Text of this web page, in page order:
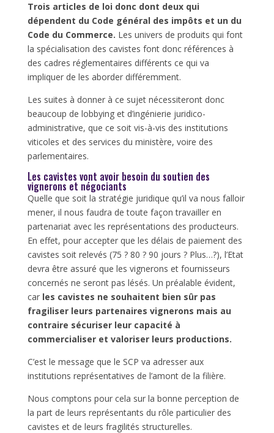
Trois articles de loi donc dont deux qui
dépendent du Code général des impôts et un du
Code du Commerce. Les univers de produits qui font
la spécialisation des cavistes font donc références à
des cadres réglementaires différents ce qui va
impliquer de les aborder différemment.
Les suites à donner à ce sujet nécessiteront donc
beaucoup de lobbying et d’ingénierie juridico-
administrative, que ce soit vis-à-vis des institutions
viticoles et des services du ministère, voire des
parlementaires.
Les cavistes vont avoir besoin du soutien des
vignerons et négociants
Quelle que soit la stratégie juridique qu’il va nous falloir
mener, il nous faudra de toute façon travailler en
partenariat avec les représentations des producteurs.
En effet, pour accepter que les délais de paiement des
cavistes soit relevés (75 ? 80 ? 90 jours ? Plus…?), l’Etat
devra être assuré que les vignerons et fournisseurs
concernés ne seront pas lésés. Un préalable évident,
car les cavistes ne souhaitent bien sûr pas
fragiliser leurs partenaires vignerons mais au
contraire sécuriser leur capacité à
commercialiser et valoriser leurs productions.
C’est le message que le SCP va adresser aux
institutions représentatives de l’amont de la filière.
Nous comptons pour cela sur la bonne perception de
la part de leurs représentants du rôle particulier des
cavistes et de leurs fragilités structurelles.